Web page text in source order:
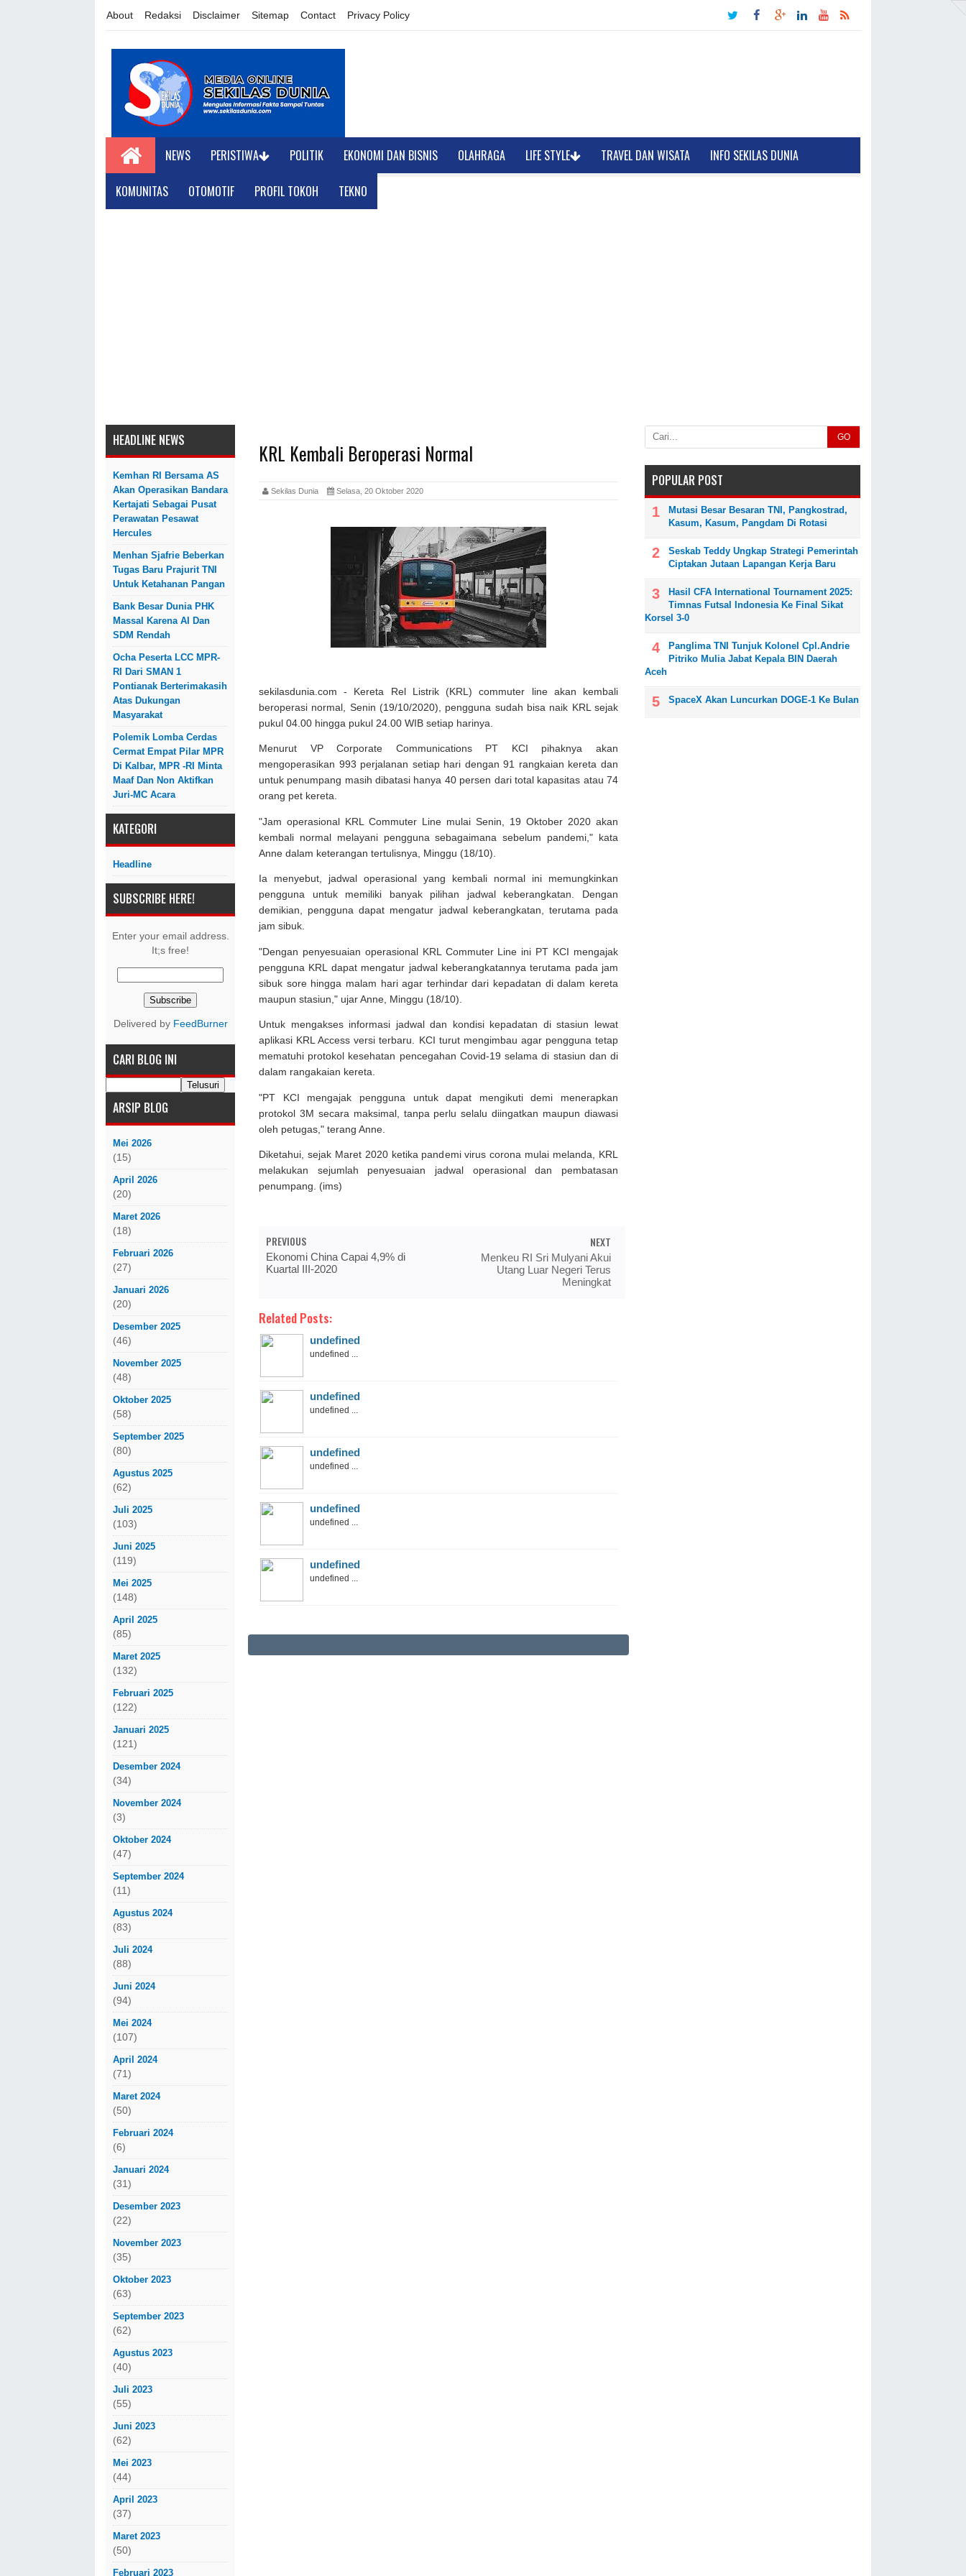
About Redaksi Disclaimer Sitemap Contact Privacy Policy
NEWS PERISTIWA POLITIK EKONOMI DAN BISNIS OLAHRAGA LIFE STYLE TRAVEL DAN WISATA INFO SEKILAS DUNIA
KOMUNITAS OTOMOTIF PROFIL TOKOH TEKNO
HEADLINE NEWS
Kemhan RI Bersama AS
Akan Operasikan Bandara
Kertajati Sebagai Pusat
Perawatan Pesawat
Hercules
Menhan Sjafrie Beberkan
Tugas Baru Prajurit TNI
Untuk Ketahanan Pangan
Bank Besar Dunia PHK
Massal Karena AI Dan
SDM Rendah
Ocha Peserta LCC MPR-
RI Dari SMAN 1
Pontianak Berterimakasih
Atas Dukungan
Masyarakat
Polemik Lomba Cerdas
Cermat Empat Pilar MPR
Di Kalbar, MPR -RI Minta
Maaf Dan Non Aktifkan
Juri-MC Acara
KATEGORI
Headline
SUBSCRIBE HERE!
Enter your email address.
It;s free!
Delivered by FeedBurner
CARI BLOG INI
ARSIP BLOG
Mei 2026
(15)
April 2026
(20)
Maret 2026
(18)
Februari 2026
(27)
Januari 2026
(20)
Desember 2025
(46)
November 2025
(48)
Oktober 2025
(58)
September 2025
(80)
Agustus 2025
(62)
Juli 2025
(103)
Juni 2025
(119)
Mei 2025
(148)
April 2025
(85)
Maret 2025
(132)
Februari 2025
(122)
Januari 2025
(121)
Desember 2024
(34)
November 2024
(3)
Oktober 2024
(47)
September 2024
(11)
Agustus 2024
(83)
Juli 2024
(88)
Juni 2024
(94)
Mei 2024
(107)
April 2024
(71)
Maret 2024
(50)
Februari 2024
(6)
Januari 2024
(31)
Desember 2023
(22)
November 2023
(35)
Oktober 2023
(63)
September 2023
(62)
Agustus 2023
(40)
Juli 2023
(55)
Juni 2023
(62)
Mei 2023
(44)
April 2023
(37)
Maret 2023
(50)
Februari 2023
KRL Kembali Beroperasi Normal
Sekilas Dunia Selasa, 20 Oktober 2020
sekilasdunia.com - Kereta Rel Listrik (KRL) commuter line akan kembali
beroperasi normal, Senin (19/10/2020), pengguna sudah bisa naik KRL sejak
pukul 04.00 hingga pukul 24.00 WIB setiap harinya.
Menurut VP Corporate Communications PT KCI pihaknya akan
mengoperasikan 993 perjalanan setiap hari dengan 91 rangkaian kereta dan
untuk penumpang masih dibatasi hanya 40 persen dari total kapasitas atau 74
orang pet kereta.
"Jam operasional KRL Commuter Line mulai Senin, 19 Oktober 2020 akan
kembali normal melayani pengguna sebagaimana sebelum pandemi," kata
Anne dalam keterangan tertulisnya, Minggu (18/10).
Ia menyebut, jadwal operasional yang kembali normal ini memungkinkan
pengguna untuk memiliki banyak pilihan jadwal keberangkatan. Dengan
demikian, pengguna dapat mengatur jadwal keberangkatan, terutama pada
jam sibuk.
"Dengan penyesuaian operasional KRL Commuter Line ini PT KCI mengajak
pengguna KRL dapat mengatur jadwal keberangkatannya terutama pada jam
sibuk sore hingga malam hari agar terhindar dari kepadatan di dalam kereta
maupun stasiun," ujar Anne, Minggu (18/10).
Untuk mengakses informasi jadwal dan kondisi kepadatan di stasiun lewat
aplikasi KRL Access versi terbaru. KCI turut mengimbau agar pengguna tetap
mematuhi protokol kesehatan pencegahan Covid-19 selama di stasiun dan di
dalam rangakaian kereta.
"PT KCI mengajak pengguna untuk dapat mengikuti demi menerapkan
protokol 3M secara maksimal, tanpa perlu selalu diingatkan maupun diawasi
oleh petugas," terang Anne.
Diketahui, sejak Maret 2020 ketika pandemi virus corona mulai melanda, KRL
melakukan sejumlah penyesuaian jadwal operasional dan pembatasan
penumpang. (ims)
PREVIOUS
Ekonomi China Capai 4,9% di
Kuartal III-2020
NEXT
Menkeu RI Sri Mulyani Akui
Utang Luar Negeri Terus
Meningkat
Related Posts:
undefined
undefined ...
undefined
undefined ...
undefined
undefined ...
undefined
undefined ...
undefined
undefined ...
GO
POPULAR POST
Mutasi Besar Besaran TNI, Pangkostrad,
Kasum, Kasum, Pangdam Di Rotasi
Seskab Teddy Ungkap Strategi Pemerintah
Ciptakan Jutaan Lapangan Kerja Baru
Hasil CFA International Tournament 2025:
Timnas Futsal Indonesia Ke Final Sikat
Korsel 3-0
Panglima TNI Tunjuk Kolonel Cpl.Andrie
Pitriko Mulia Jabat Kepala BIN Daerah
Aceh
SpaceX Akan Luncurkan DOGE-1 Ke Bulan